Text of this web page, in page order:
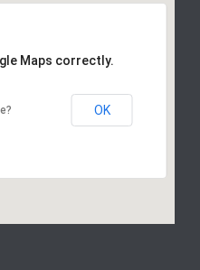
Maps correctly.
OK